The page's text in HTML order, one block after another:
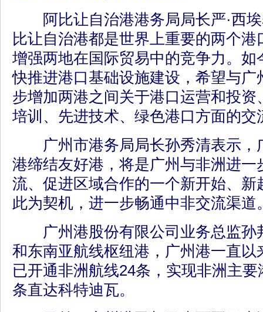
阿比让自治港港务局局长严·西埃
比让自治港都是世界上重要的两个
增强两地在国际贸易中的竞争力。如
快推进港口基础设施建设，希望与广
步增加两港之间关于港口运营和投
培训、先进技术、绿色港口方面的交
广州市港务局局长孙秀清表示，
港缔结友好港，将是广州与非洲进一
流、促进区域合作的一个新开始、新
此为契机，进一步畅通中非交流渠道
广州港股份有限公司业务总监孙
和东南亚航线枢纽港，广州港一直以
已开通非洲航线24条，实现非洲主
条直达科特迪瓦。